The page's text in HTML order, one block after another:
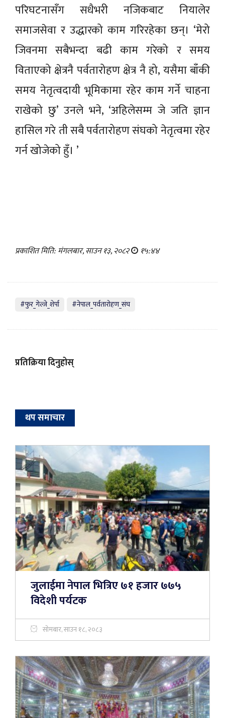
परिघटनासँग सधैभरी नजिकबाट नियालेर
समाजसेवा र उद्धारको काम गरिरहेका छन्। ‘मेरो
जिवनमा सबैभन्दा बढी काम गरेको र समय
विताएको क्षेत्रनै पर्वतारोहण क्षेत्र नै हो, यसैमा बाँकी
समय नेतृत्वदायी भूमिकामा रहेर काम गर्ने चाहना
राखेको छु’ उनले भने, ‘अहिलेसम्म जे जति ज्ञान
हासिल गरे ती सबै पर्वतारोहण संघको नेतृत्वमा रहेर
गर्न खोजेको हुँ। ’
प्रकाशित मिति: मंगलबार, साउन १३, २०८२ १५:४४
#फुर_गेल्जे_शेर्पा #नेपाल_पर्वतारोहण_संघ
प्रतिक्रिया दिनुहोस्
थप समाचार
जुलाईमा नेपाल भित्रिए ७१ हजार ७७५
विदेशी पर्यटक
सोमबार, साउन १८, २०८३